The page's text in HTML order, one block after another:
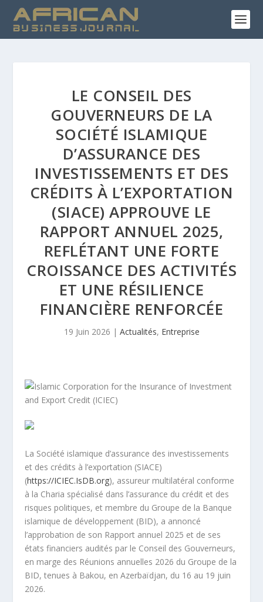
LE CONSEIL DES
GOUVERNEURS DE LA
SOCIÉTÉ ISLAMIQUE
D’ASSURANCE DES
INVESTISSEMENTS ET DES
CRÉDITS À L’EXPORTATION
(SIACE) APPROUVE LE
RAPPORT ANNUEL 2025,
REFLÉTANT UNE FORTE
CROISSANCE DES ACTIVITÉS
ET UNE RÉSILIENCE
FINANCIÈRE RENFORCÉE
19 Juin 2026 | Actualités, Entreprise
La Société islamique d’assurance des investissements
et des crédits à l’exportation (SIACE)
(https://ICIEC.IsDB.org), assureur multilatéral conforme
à la Charia spécialisé dans l’assurance du crédit et des
risques politiques, et membre du Groupe de la Banque
islamique de développement (BID), a annoncé
l’approbation de son Rapport annuel 2025 et de ses
états financiers audités par le Conseil des Gouverneurs,
en marge des Réunions annuelles 2026 du Groupe de la
BID, tenues à Bakou, en Azerbaïdjan, du 16 au 19 juin
2026.